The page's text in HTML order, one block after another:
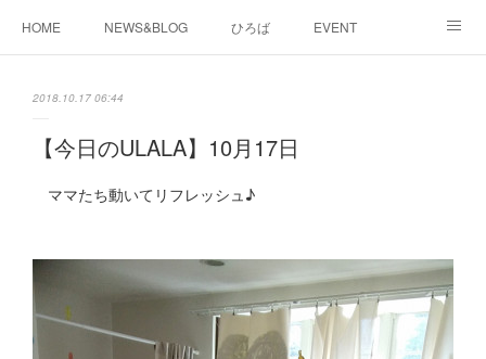
HOME NEWS&BLOG ひろば EVENT
2018.10.17 06:44
【今日のULALA】10月17日
ママたち動いてリフレッシュ♪